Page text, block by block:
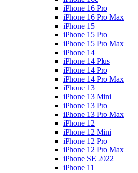
iPhone 16 Pro
iPhone 16 Pro Max
iPhone 15
iPhone 15 Pro
iPhone 15 Pro Max
iPhone 14
iPhone 14 Plus
iPhone 14 Pro
iPhone 14 Pro Max
iPhone 13
iPhone 13 Mini
iPhone 13 Pro
iPhone 13 Pro Max
iPhone 12
iPhone 12 Mini
iPhone 12 Pro
iPhone 12 Pro Max
iPhone SE 2022
iPhone 11